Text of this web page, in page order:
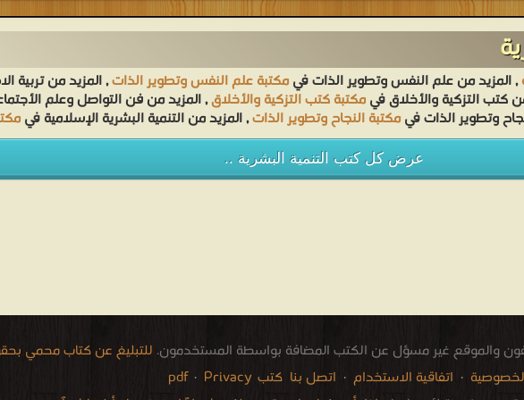
, المزيد من علم النفس وتطوير الذات فيمكتبة علم النفس وتطوير الذات, المزيد من تربية
كتب التزكية والأخلاق فيمكتبة كتب التزكية والأخلاق, المزيد من فن التواصل وعلم
وتطوير الذات فيمكتبة النجاح وتطوير الذات, المزيد من التنمية البشرية الإسلامية في
عرض كل كتب التنمية البشرية ..
والموقع غير مسؤل عن الكتب المضافة بواسطة المستخدمون. للتبليغ عن كتاب محمي
· اتفاقية الاستخدام · اتصل بنا كتب pdf · Privacy